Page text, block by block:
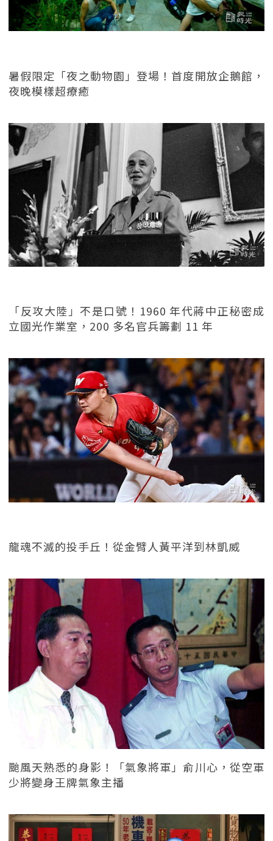
暑假限定「夜之動物園」登場！首度開放企鵝館，
夜晚模樣超療癒
「反攻大陸」不是口號！1960 年代蔣中正秘密成
立國光作業室，200 多名官兵籌劃 11 年
龍魂不滅的投手丘！從金臂人黃平洋到林凱威
颱風天熟悉的身影！「氣象將軍」俞川心，從空軍
少將變身王牌氣象主播